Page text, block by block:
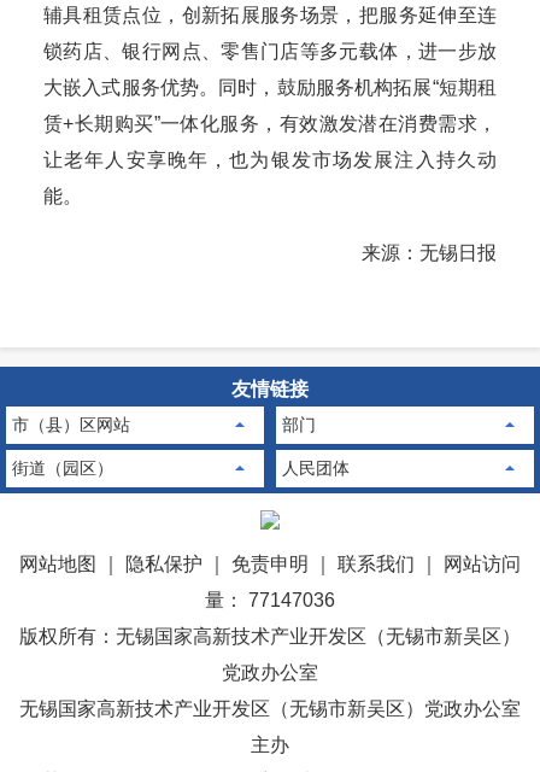
辅具租赁点位，创新拓展服务场景，把服务延伸至连
锁药店、银行网点、零售门店等多元载体，进一步放
大嵌入式服务优势。同时，鼓励服务机构拓展“短期租
赁+长期购买”一体化服务，有效激发潜在消费需求，
让老年人安享晚年，也为银发市场发展注入持久动
能。
来源：无锡日报
友情链接
市（县）区网站 部门
街道（园区） 人民团体
网站地图 隐私保护 免责申明 联系我们
网站访问
量： 77147036
版权所有：无锡国家高新技术产业开发区（无锡市新吴区）
党政办公室
无锡国家高新技术产业开发区（无锡市新吴区）党政办公室
主办